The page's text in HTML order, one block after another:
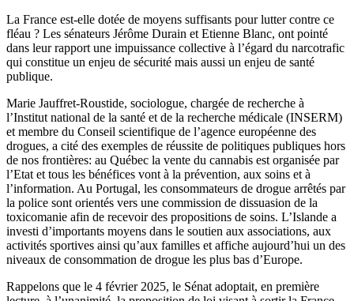
La France est-elle dotée de moyens suffisants pour lutter contre ce
fléau ? Les sénateurs Jérôme Durain et Etienne Blanc, ont pointé
dans leur rapport une impuissance collective à l’égard du narcotrafic
qui constitue un enjeu de sécurité mais aussi un enjeu de santé
publique.
Marie Jauffret-Roustide, sociologue, chargée de recherche à
l’Institut national de la santé et de la recherche médicale (INSERM)
et membre du Conseil scientifique de l’agence européenne des
drogues, a cité des exemples de réussite de politiques publiques hors
de nos frontières: au Québec la vente du cannabis est organisée par
l’Etat et tous les bénéfices vont à la prévention, aux soins et à
l’information. Au Portugal, les consommateurs de drogue arrêtés par
la police sont orientés vers une commission de dissuasion de la
toxicomanie afin de recevoir des propositions de soins. L’Islande a
investi d’importants moyens dans le soutien aux associations, aux
activités sportives ainsi qu’aux familles et affiche aujourd’hui un des
niveaux de consommation de drogue les plus bas d’Europe.
Rappelons que le 4 février 2025, le Sénat adoptait, en première